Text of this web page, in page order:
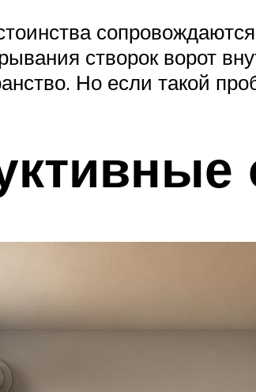
створок ворот
Но если такой